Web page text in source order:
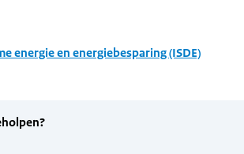
energie en energiebesparing (ISDE)